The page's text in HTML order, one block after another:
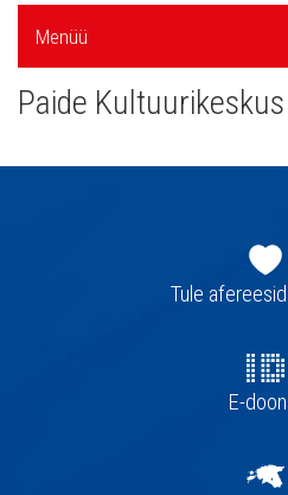
Külgpaani
navigatsioon
Menüü
Paide
navigatsioon
Tule
E-